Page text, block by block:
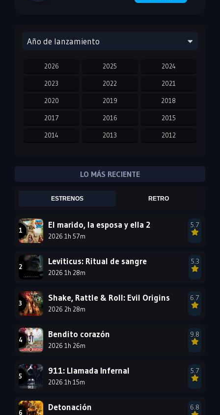
Año de lanzamiento
2026 2025 2024
2023 2022 2021
2020 2019 2018
2017 2016 2015
2014 2013 2012
2007
1999 1998
1996
1990
1984
1978
LO MÁS RECIENTE
ESTRENOS RETRO
El marido, la esposa y ella 2
2026 1h 57m
5.7
Leviticus: Ritual de sangre
2026 1h 28m
5.3
Shake, Rattle & Roll: Evil Origins
2026 2h 28m
6.7
Bendito corazón
2026 1h 26m
9.8
911: Llamada Infernal
2026 1h 15m
5.7
Detonación 6.8